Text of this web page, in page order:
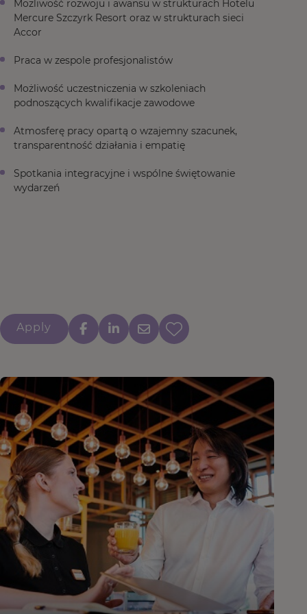
Możliwość rozwoju i awansu w strukturach Hotelu
Mercure Szczyrk Resort oraz w strukturach sieci
Accor
Praca w zespole profesjonalistów
Możliwość uczestniczenia w szkoleniach
podnoszących kwalifikacje zawodowe
Atmosferę pracy opartą o wzajemny szacunek,
transparentność działania i empatię
Spotkania integracyjne i wspólne świętowanie
wydarzeń
Apply